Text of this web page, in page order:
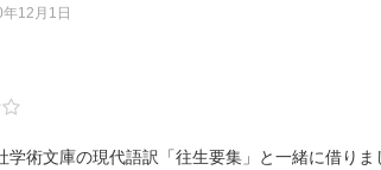
12月1日
学術文庫の現代語訳「往生要集」と一緒に借りま